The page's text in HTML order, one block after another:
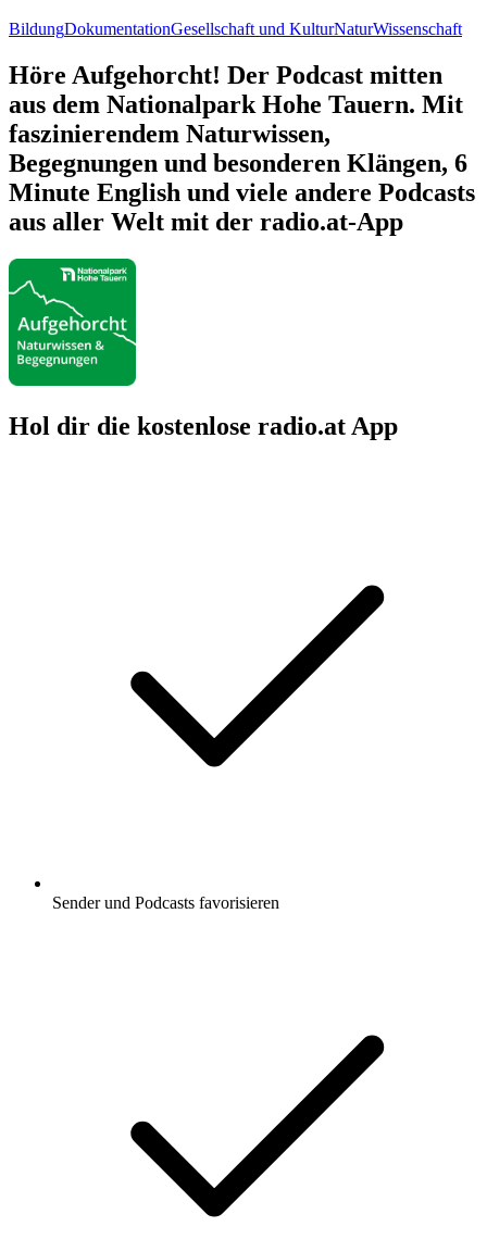
BildungDokumentationGesellschaft und KulturNaturWissenschaft
Höre Aufgehorcht! Der Podcast mitten
aus dem Nationalpark Hohe Tauern. Mit
faszinierendem Naturwissen,
Begegnungen und besonderen Klängen, 6
Minute English und viele andere Podcasts
aus aller Welt mit der radio.at-App
Hol dir die kostenlose radio.at App
Sender und Podcasts favorisieren